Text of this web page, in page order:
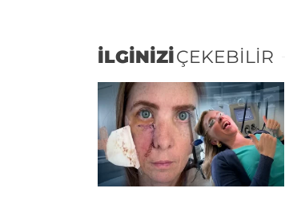
İLGİNİZİÇEKEBİLİR